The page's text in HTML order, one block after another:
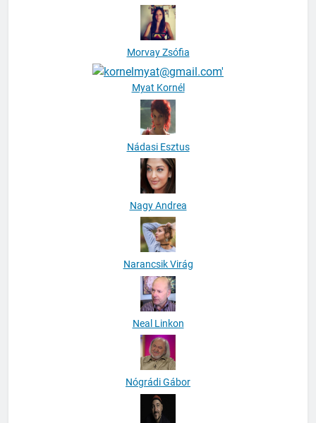
Morvay Zsófia
Myat Kornél
Nádasi Esztus
Nagy Andrea
Narancsik Virág
Neal Linkon
Nógrádi Gábor